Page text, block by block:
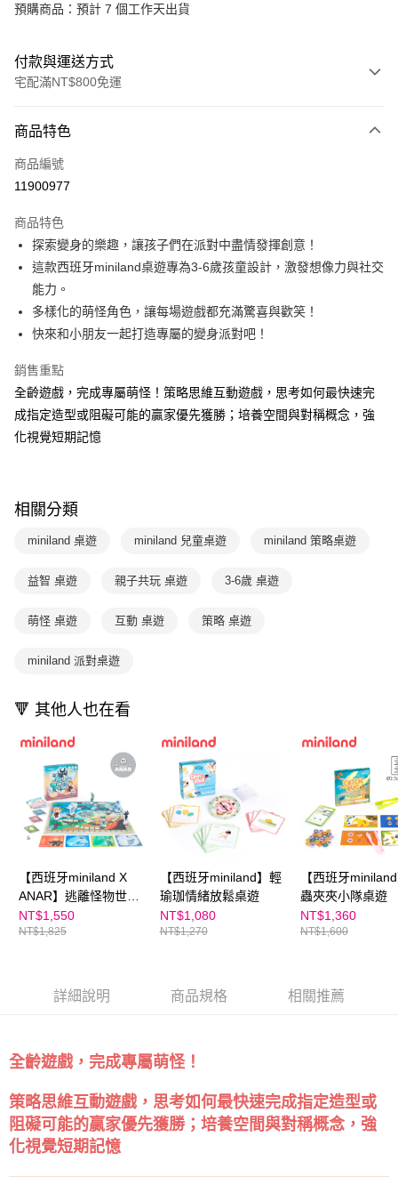
預購商品：預計 7 個工作天出貨
付款與運送方式
宅配滿NT$800免運
信用卡一次付款
LINE Pay
大哥付你分期
相關說明
【大哥付你分期使用說明】
1.本服務由台灣大哥大提供，台灣大哥大用戶可立即使用無須另外申請。
2.付款方式選擇「大哥付你分期」，訂單成立後會自動跳轉到大哥付的交易
流程，驗證手機門號後，選擇欲分期的期數、繳款截止日，確認付款後即完
3.實際核准額度、可分期數及費用金額請依後續交易確認頁面所載為準。
4.訂單成立30分鐘內，如未前往確認交易或遇審核未通過，訂單將自動取
消。如遇「轉專審核」未通過狀況，表示未達大哥付你分期系統評分，恕無
法說明評估內容。
1.分期款項不併入電信帳單，「大哥付你分期」於每月結算日後寄送繳費提
1.本服務係由「台灣大哥大股份有限公司」（以下簡稱本公司）所提供，讓
2.基於同意付款使用「大哥付你分期」之契約關係目的，商店將以您的個人
由本公司與您本人進行分期帳單所需資料之確認、核對及更正。
AFTEE先享後付
相關說明
【關於「AFTEE先享後付」】
便利好安心！
１．簡單：不需註冊會員、不需綁卡、不需儲值。
２．便利：只要手機號碼，簡訊認證，即可結帳。
３．安心：先確認商品／服務後，再付款。
３．收到繳費通知簡訊後14天內，點擊此簡訊中的連結，可透過四大超商／
※ 請注意：結帳手續完成當下不需立刻繳費，但若您需要取消訂單，請聯絡
後付繳納相關費用。
客戶支援中心」
https://netprotections.freshdesk.com/support/home
【注意事項】
權轉讓予恩沛科技股份有限公司。
https://aftee.tw/terms/#terms3
３．未成年的使用者請事先徵得法定代理人或監護人之同意方可使用
「AFTEE先享後付」，若未經同意申辦者引起之損失，本公司不負相關責
４．使用「AFTEE先享後付」時，將依據個別帳號之用戶狀況，依本公司即
時審查核予不同之上限額度；若仍有額度不足之情形，本公司將視審查結果
請求用戶進行身份認證。
５．嚴禁一人註冊多個帳號或使用他人資訊註冊。若發現惡意使用之情形，
運送方式
國內宅配/郵寄 (不適用離島、海外及郵局i郵箱)
每筆NT$70，滿NT$800(含以上)免運費
商品特色
商品編號
11900977
商品特色
探索變身的樂趣，讓孩子們在派對中盡情發揮創意！
這款西班牙miniland桌遊專為3-6歲孩童設計，激發想像力與社交
能力。
多樣化的萌怪角色，讓每場遊戲都充滿驚喜與歡笑！
快來和小朋友一起打造專屬的變身派對吧！
銷售重點
全齡遊戲，完成專屬萌怪！策略思維互動遊戲，思考如何最快速完
成指定造型或阻礙可能的贏家優先獲勝；培養空間與對稱概念，強
化視覺短期記憶
相關分類
miniland 桌遊 miniland 兒童桌遊 miniland 策略桌遊
益智 桌遊 親子共玩 桌遊 3-6歲 桌遊
萌怪 桌遊 互動 桌遊 策略 桌遊
miniland 派對桌遊
🔻 其他人也在看
【西班牙miniland X
ANAR】逃離怪物世界
情緒桌遊
NT$1,550
NT$1,825
【西班牙miniland】輕
瑜珈情緒放鬆桌遊
NT$1,080
NT$1,270
【西班牙
蟲夾夾小隊桌遊
NT$1,360
NT$1,600
詳細說明 商品規格 相關推薦
全齡遊戲，完成專屬萌怪！
策略思維互動遊戲，思考如何最快速完成指定造型或
阻礙可能的贏家優先獲勝；培養空間與對稱概念，強
化視覺短期記憶